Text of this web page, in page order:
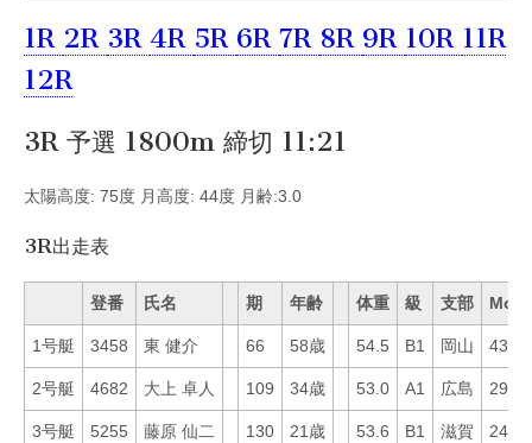
1R 2R 3R 4R 5R 6R 7R 8R 9R 10R 11R
12R
3R 予選 1800m 締切 11:21
太陽高度: 75度 月高度: 44度 月齢:3.0
3R出走表
登番 氏名 期 年齢 体重 級 支部 Mo
1号艇 3458 東 健介 66 58歳 54.5 B1 岡山 43
2号艇 4682 大上 卓人 109 34歳 53.0 A1 広島 29
3号艇 5255 藤原 仙二 130 21歳 53.6 B1 滋賀 24